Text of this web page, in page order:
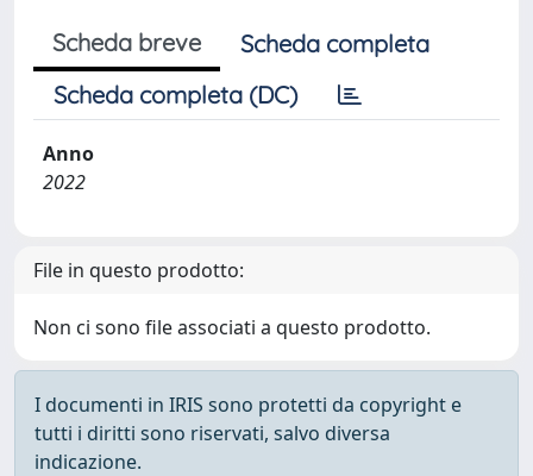
Scheda breve
Scheda completa
Scheda completa (DC)
Anno
2022
File in questo prodotto:
Non ci sono file associati a questo prodotto.
I documenti in IRIS sono protetti da copyright e
tutti i diritti sono riservati, salvo diversa
indicazione.